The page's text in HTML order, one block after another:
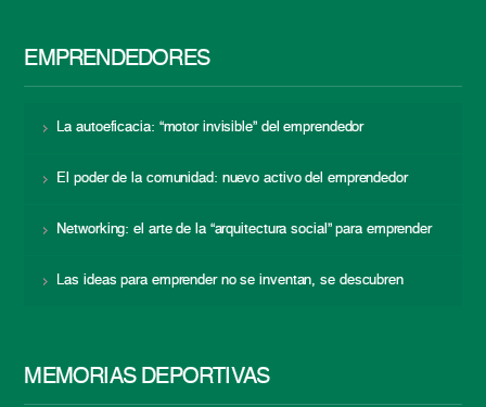
EMPRENDEDORES
La autoeficacia: “motor invisible” del emprendedor
El poder de la comunidad: nuevo activo del emprendedor
Networking: el arte de la “arquitectura social” para emprender
Las ideas para emprender no se inventan, se descubren
MEMORIAS DEPORTIVAS